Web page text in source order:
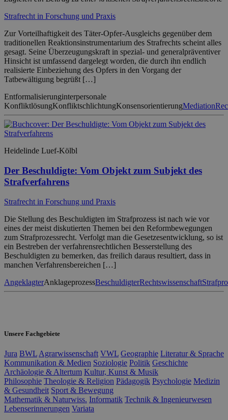
Strafrecht in Forschung und Praxis
Zur Vorteilhaftigkeit des Täter-Opfer-Ausgleichs gegenüber dem
traditionellen Reaktionsinstrumentarium des Strafrechts scheint alles
gesagt. Seine Überzeugungskraft in spezial- und generalpräventiver
Hinsicht ist umfassend dargelegt worden, die durch ihn endlich
realisierte Einbeziehung des Opfers in den Vorgang der
Tatbewältigung begrüßt […]
Entformalisierunginterpersonale
KonfliktlösungKonfliktschlichtungKonsensorientierungMediation
Heidelinde Luef-Kölbl
Der Beschuldigte: Vom Objekt zum Subjekt des
Strafverfahrens
Strafrecht in Forschung und Praxis
Die Stellung des Beschuldigten im Strafprozess ist nach wie vor
eines der meist diskutierten Themen bei den Reformbewegungen
zum Strafprozessrecht. Verfolgt man die Gesetzesentwicklung, so ist
ein Bestreben der verfahrensrechtlichen Besserstellung des
Beschuldigten zu bemerken, das freilich daraus resultiert, dass in
manchen Verfahrensbereichen […]
AngeklagterAnklageprozessBeschuldigterRechtswissenschaft
Unsere Fachgebiete
Jura BWL Agrarwissenschaft VWL Geographie Literatur & Sprache
Kommunikation & Medien Soziologie Politik Geschichte
Archäologie & Altertum Kultur, Kunst & Musik
Philosophie Theologie & Religion Pädagogik Psychologie Medizin
& Gesundheit Sport & Bewegung
Mathematik & Naturwiss. Informatik Technik & Ingenieurwesen
Lebenserinnerungen Variata